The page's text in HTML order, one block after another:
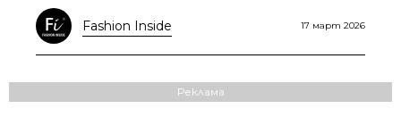
Fashion Inside 17 март 2026
Реклама